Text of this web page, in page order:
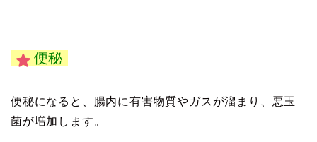
便秘
便秘になると、腸内に有害物質やガスが溜まり、悪玉
菌が増加します。